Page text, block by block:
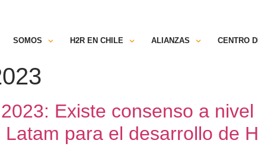
SOMOS H2R EN CHILE ALIANZAS CENTRO
Existe consenso a
para el desarrollo de